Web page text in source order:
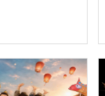
杨琼,易梦玲